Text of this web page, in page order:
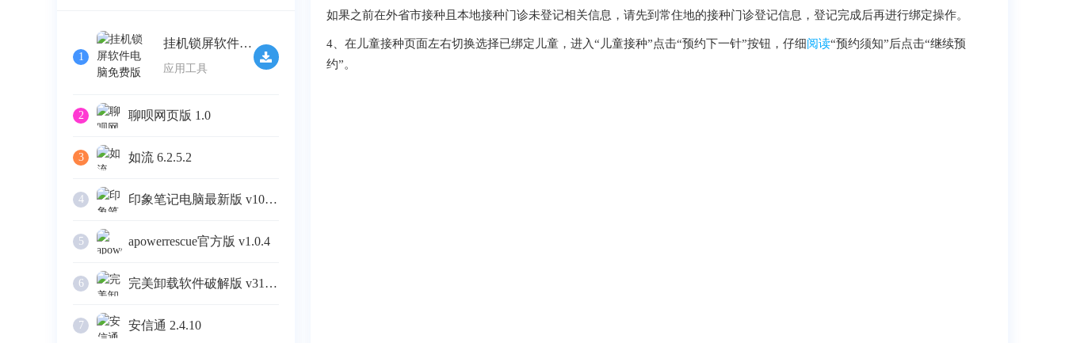
1
挂机锁屏软件电脑免费版 v2.32
应用工具
2 聊呗网页版 1.0
3 如流 6.2.5.2
4 印象笔记电脑最新版 v10.4.4
5 apowerrescue官方版 v1.0.4
6 完美卸载软件破解版 v31.16
7 安信通 2.4.10
如果之前在外省市接种且本地接种门诊未登记相关信息，请先到常住地的接种门诊登记信息，登记完成后再进行绑定操作。
4、在儿童接种页面左右切换选择已绑定儿童，进入“儿童接种”点击“预约下一针”按钮，仔细阅读“预约须知”后点击“继续预
约”。